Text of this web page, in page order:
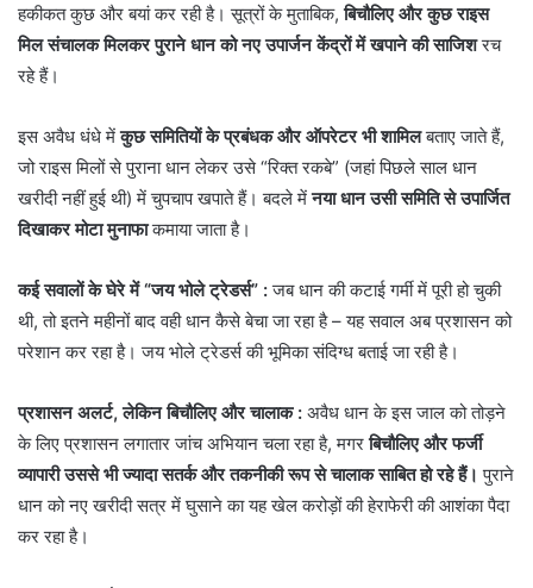
हकीकत कुछ और बयां कर रही है। सूत्रों के मुताबिक,बिचौलिए और कुछ राइस
मिल संचालक मिलकर पुराने धान को नए उपार्जन केंद्रों में खपाने की साजिशरच
रहे हैं।
इस अवैध धंधे मेंकुछ समितियों के प्रबंधक और ऑपरेटर भी शामिलबताए जाते हैं,
जो राइस मिलों से पुराना धान लेकर उसे “रिक्त रकबे” (जहां पिछले साल धान
खरीदी नहीं हुई थी) में चुपचाप खपाते हैं। बदले मेंनया धान उसी समिति से उपार्जित
दिखाकर मोटा मुनाफाकमाया जाता है।
कई सवालों के घेरे में “जय भोले ट्रेडर्स” :जब धान की कटाई गर्मी में पूरी हो चुकी
थी, तो इतने महीनों बाद वही धान कैसे बेचा जा रहा है – यह सवाल अब प्रशासन को
परेशान कर रहा है। जय भोले ट्रेडर्स की भूमिका संदिग्ध बताई जा रही है।
प्रशासन अलर्ट, लेकिन बिचौलिए और चालाक : अवैध धान के इस जाल को तोड़ने
के लिए प्रशासन लगातार जांच अभियान चला रहा है, मगरबिचौलिए और फर्जी
व्यापारी उससे भी ज्यादा सतर्क और तकनीकी रूप से चालाक साबित हो रहे हैं। पुराने
धान को नए खरीदी सत्र में घुसाने का यह खेल करोड़ों की हेराफेरी की आशंका पैदा
कर रहा है।